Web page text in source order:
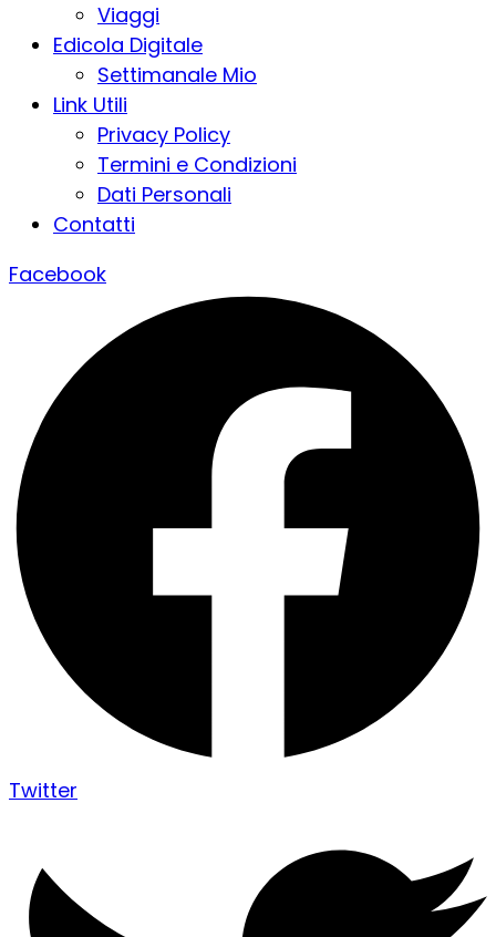
Viaggi
Edicola Digitale
Settimanale Mio
Link Utili
Privacy Policy
Termini e Condizioni
Dati Personali
Contatti
Facebook
Twitter